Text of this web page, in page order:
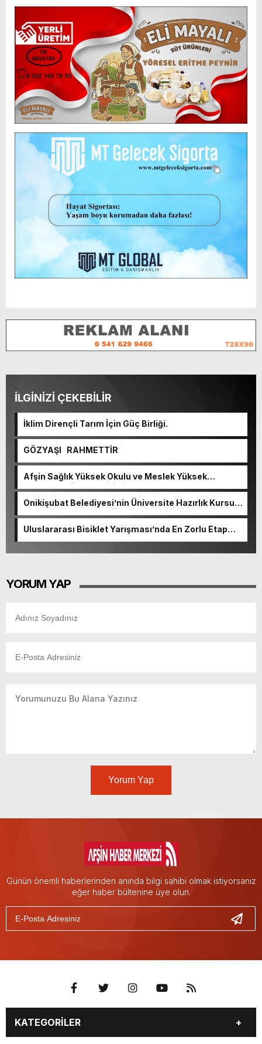
İLGİNİZİ ÇEKEBİLİR
İklim Dirençli Tarım İçin Güç Birliği.
GÖZYAŞI RAHMETTİR
Afşin Sağlık Yüksek Okulu ve Meslek Yüksek
Okulunda görev değişimi!
Onikişubat Belediyesi’nin Üniversite Hazırlık Kursu
başvurularında son gün 7 Ağustos.
Uluslararası Bisiklet Yarışması’nda En Zorlu Etap
YORUM YAP
Yorum Yap
Günün önemli haberlerinden anında bilgi sahibi olmak istiyorsanız
eğer haber bültenine üye olun.
KATEGORİLER